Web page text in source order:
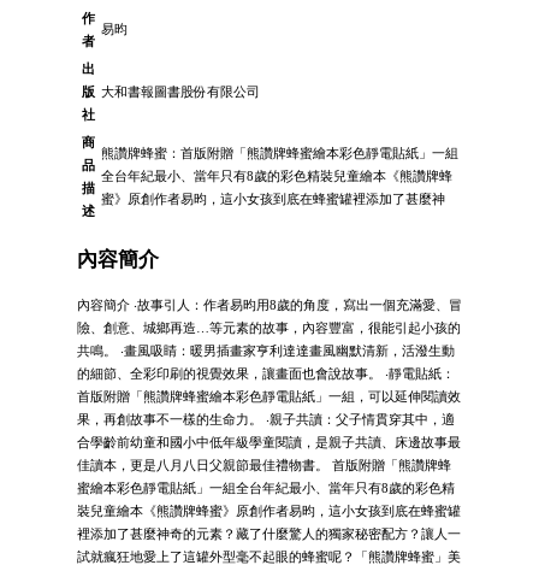
作
者
易昀
出
版
社
大和書報圖書股份有限公司
商
品
描
述
熊讚牌蜂蜜：首版附贈「熊讚牌蜂蜜繪本彩色靜電貼紙」一組
全台年紀最小、當年只有8歲的彩色精裝兒童繪本《熊讚牌蜂
蜜》原創作者易昀，這小女孩到底在蜂蜜罐裡添加了甚麼神
內容簡介
內容簡介 ‧故事引人：作者易昀用8歲的角度，寫出一個充滿愛、冒
險、創意、城鄉再造…等元素的故事，內容豐富，很能引起小孩的
共鳴。 ‧畫風吸睛：暖男插畫家亨利達達畫風幽默清新，活潑生動
的細節、全彩印刷的視覺效果，讓畫面也會說故事。 ‧靜電貼紙：
首版附贈「熊讚牌蜂蜜繪本彩色靜電貼紙」一組，可以延伸閱讀效
果，再創故事不一樣的生命力。 ‧親子共讀：父子情貫穿其中，適
合學齡前幼童和國小中低年級學童閱讀，是親子共讀、床邊故事最
佳讀本，更是八月八日父親節最佳禮物書。 首版附贈「熊讚牌蜂
蜜繪本彩色靜電貼紙」一組全台年紀最小、當年只有8歲的彩色精
裝兒童繪本《熊讚牌蜂蜜》原創作者易昀，這小女孩到底在蜂蜜罐
裡添加了甚麼神奇的元素？藏了什麼驚人的獨家秘密配方？讓人一
試就瘋狂地愛上了這罐外型毫不起眼的蜂蜜呢？「熊讚牌蜂蜜」美